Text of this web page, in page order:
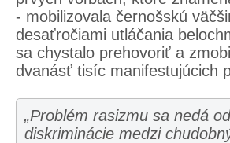
- mobilizovala černošskú
desaťročiami utláčania
sa chystalo prehovoriť a
dvanásť tisíc manifestujúcich
„Problém rasizmu sa nedá
diskriminácie medzi